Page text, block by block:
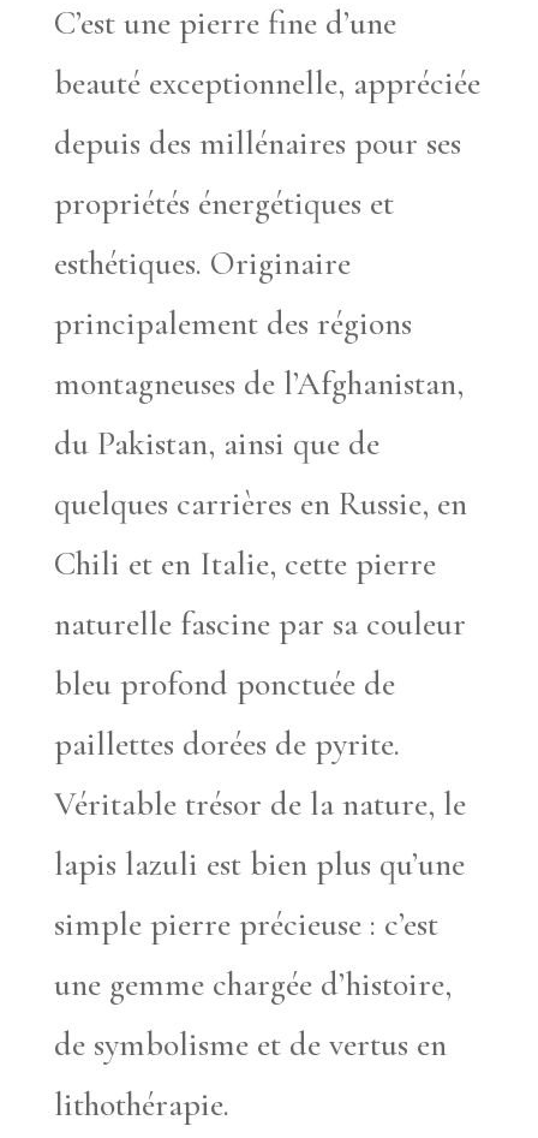
C’est une pierre fine d’une
beauté exceptionnelle, appréciée
depuis des millénaires pour ses
propriétés énergétiques et
esthétiques. Originaire
principalement des régions
montagneuses de l’Afghanistan,
du Pakistan, ainsi que de
quelques carrières en Russie, en
Chili et en Italie, cette pierre
naturelle fascine par sa couleur
bleu profond ponctuée de
paillettes dorées de pyrite.
Véritable trésor de la nature, le
lapis lazuli est bien plus qu’une
simple pierre précieuse : c’est
une gemme chargée d’histoire,
de symbolisme et de vertus en
lithothérapie.